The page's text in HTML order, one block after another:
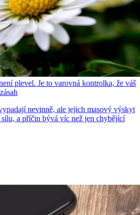
plevel. Je to varovná kontrolka, že váš
nevinně, ale jejich masový výskyt
sílu, a příčin bývá víc než jen chybějící